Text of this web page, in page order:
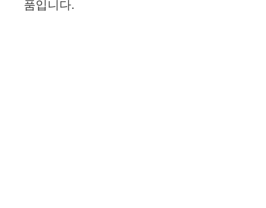
품입니다.